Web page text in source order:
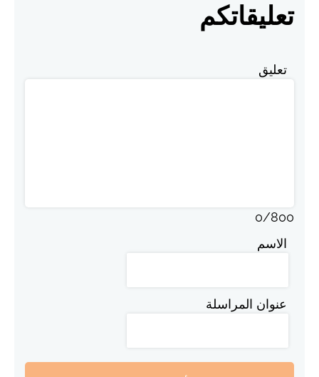
تعليقاتكم
تعليق
0/800
الاسم
عنوان المراسلة